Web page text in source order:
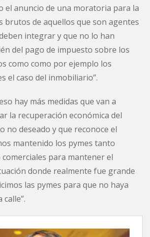
el anuncio de una moratoria para la
brutos de aquellos que son agentes
integrar y que no lo han
del pago de impuesto sobre los
como como por ejemplo los
el caso del inmobiliario”.
hay más medidas que van a
la recuperación económica del
no deseado y que reconoce el
mantenido los pymes tanto
para mantener el
donde realmente fue grande
las pymes para que no haya